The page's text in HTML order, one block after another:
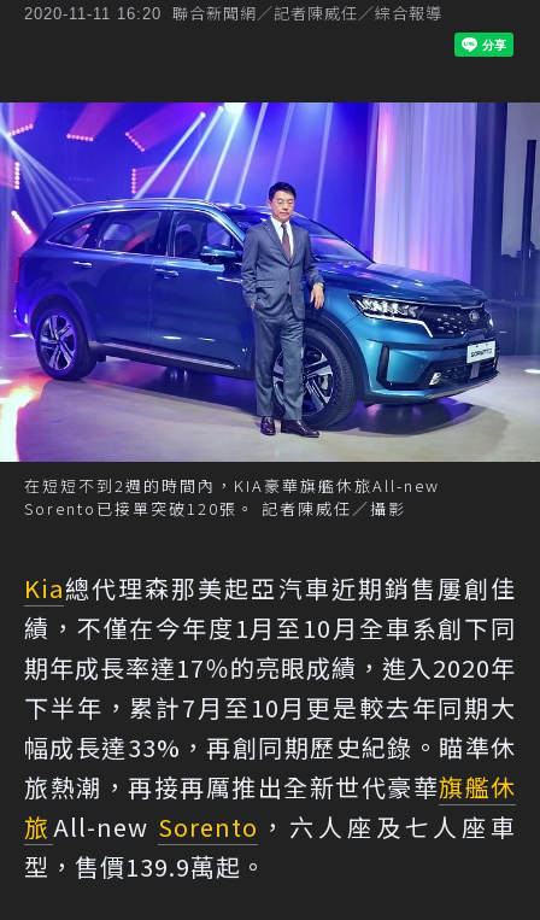
2020-11-11 16:20 聯合新聞網／記者陳威任／綜合報導
在短短不到2週的時間內，KIA豪華旗艦休旅All-new
Sorento已接單突破120張。 記者陳威任／攝影
Kia總代理森那美起亞汽車近期銷售屢創佳
績，不僅在今年度1月至10月全車系創下同
期年成長率達17％的亮眼成績，進入2020年
下半年，累計7月至10月更是較去年同期大
幅成長達33%，再創同期歷史紀錄。瞄準休
旅熱潮，再接再厲推出全新世代豪華旗艦休
旅All-new Sorento ，六人座及七人座車
型，售價139.9萬起。